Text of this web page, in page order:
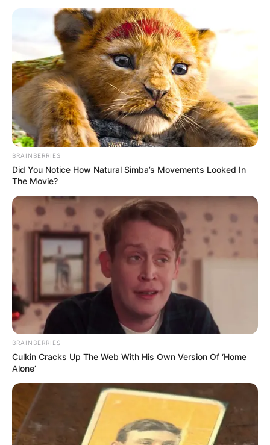
1. Acomode as pedrinhas no fundo do vidro, forme
uma camada de 2 a 3 cm de espessura.
2. Agora coloque uma camada de areia, deixe-a
BRAINBERRIES
Did You Notice How Natural Simba’s Movements Looked In
The Movie?
BRAINBERRIES
Culkin Cracks Up The Web With His Own Version Of ‘Home
Alone’